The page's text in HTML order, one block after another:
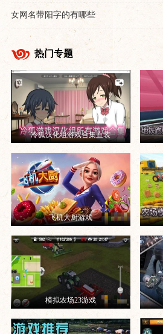
女网名带阳字的有哪些
热门专题
冷狐汉化组游戏合集直装
飞机大厨游戏
模拟农场23游戏